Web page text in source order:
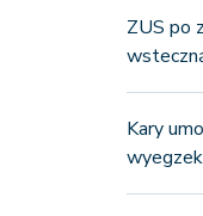
ZUS po
Kary